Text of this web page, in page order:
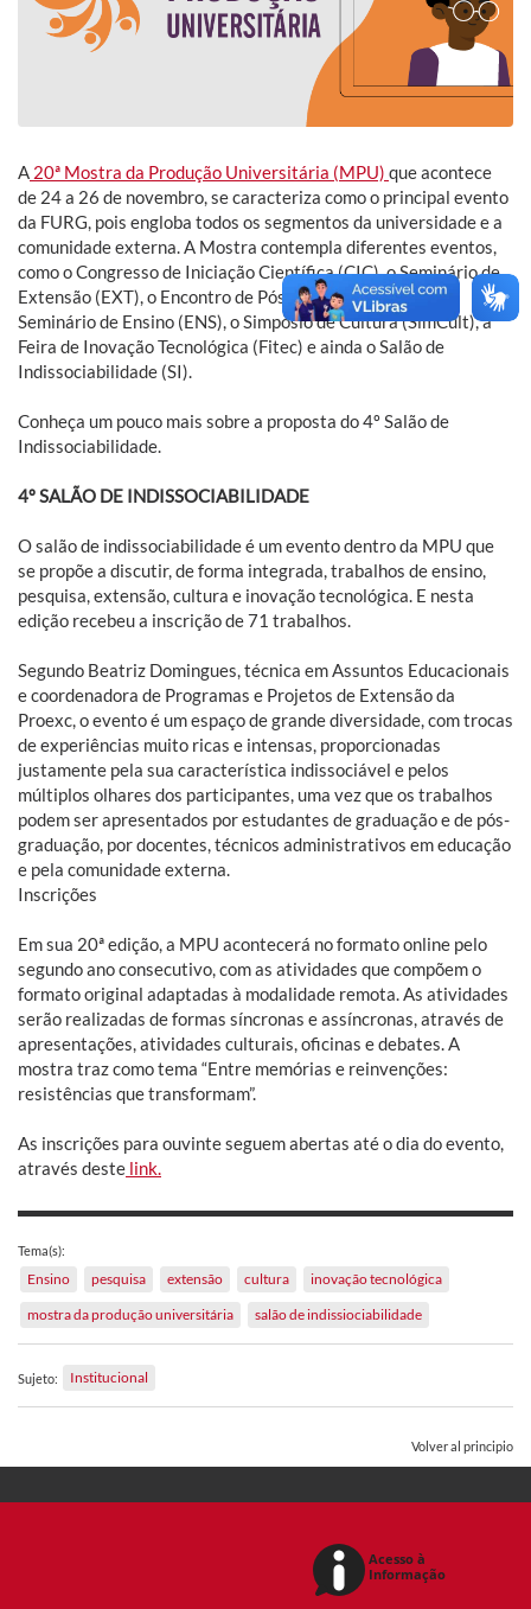
A 20ª Mostra da Produção Universitária (MPU) que acontece
de 24 a 26 de novembro, se caracteriza como o principal evento
da FURG, pois engloba todos os segmentos da universidade e a
comunidade externa. A Mostra contempla diferentes eventos,
como o Congresso de Iniciação Científica (CIC), o Seminário de
Extensão (EXT), o Encontro de Pós-graduação (EPG), o
Seminário de Ensino (ENS), o Simpósio de Cultura (SimCult), a
Feira de Inovação Tecnológica (Fitec) e ainda o Salão de
Indissociabilidade (SI).
Conheça um pouco mais sobre a proposta do 4º Salão de
Indissociabilidade.
4º SALÃO DE INDISSOCIABILIDADE
O salão de indissociabilidade é um evento dentro da MPU que
se propõe a discutir, de forma integrada, trabalhos de ensino,
pesquisa, extensão, cultura e inovação tecnológica. E nesta
edição recebeu a inscrição de 71 trabalhos.
Segundo Beatriz Domingues, técnica em Assuntos Educacionais
e coordenadora de Programas e Projetos de Extensão da
Proexc, o evento é um espaço de grande diversidade, com trocas
de experiências muito ricas e intensas, proporcionadas
justamente pela sua característica indissociável e pelos
múltiplos olhares dos participantes, uma vez que os trabalhos
podem ser apresentados por estudantes de graduação e de pós-
graduação, por docentes, técnicos administrativos em educação
e pela comunidade externa.
Inscrições
Em sua 20ª edição, a MPU acontecerá no formato online pelo
segundo ano consecutivo, com as atividades que compõem o
formato original adaptadas à modalidade remota. As atividades
serão realizadas de formas síncronas e assíncronas, através de
apresentações, atividades culturais, oficinas e debates. A
mostra traz como tema “Entre memórias e reinvenções:
resistências que transformam”.
As inscrições para ouvinte seguem abertas até o dia do evento,
através deste link.
Tema(s):
Ensino pesquisa extensão cultura
inovação tecnológica
mostra da produção universitária
salão de indissiociabilidade
Sujeto: Institucional
Volver al principio